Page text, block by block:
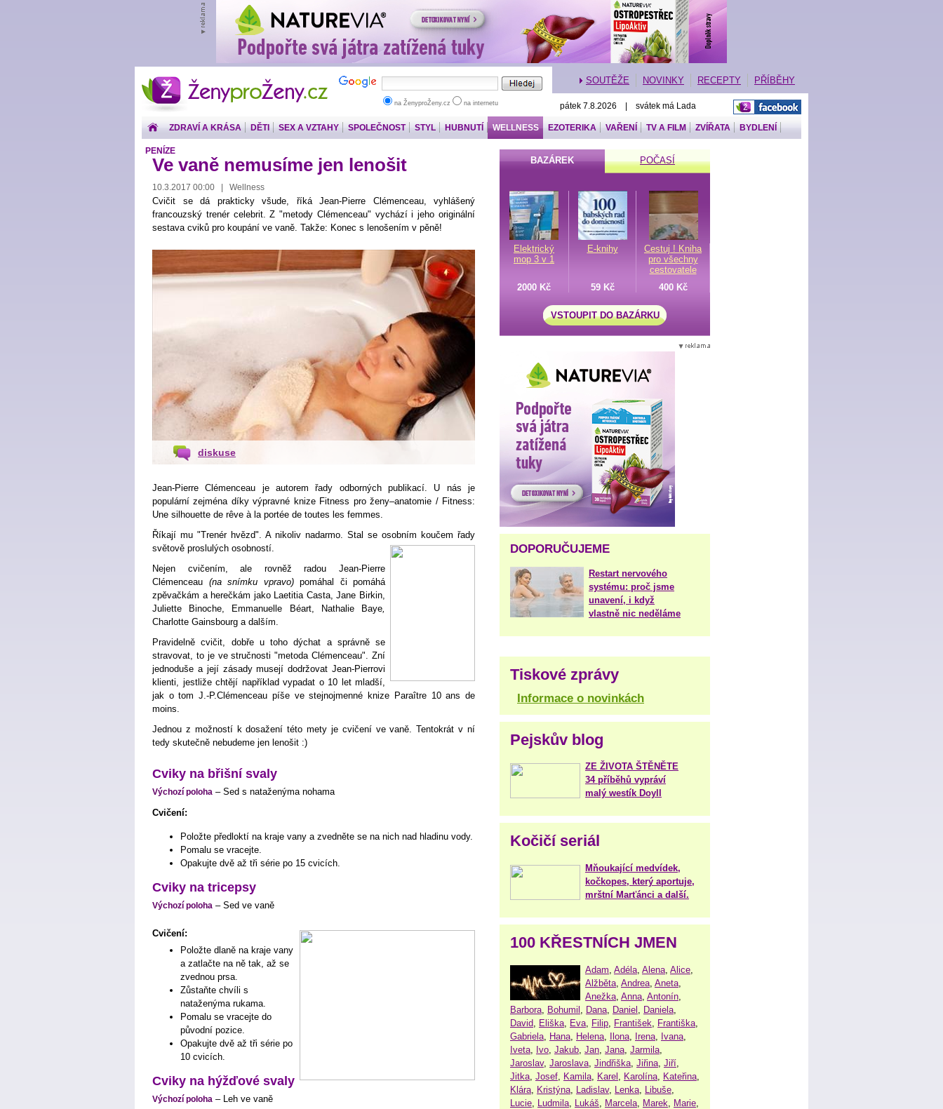
ŽenyproŽeny.cz
na ŽenyproŽeny.cz na internetu
SOUTĚŽE NOVINKY RECEPTY PŘÍBĚHY
pátek 7.8.2026 | svátek má Lada
ZDRAVÍ A KRÁSA DĚTI SEX A VZTAHY SPOLEČNOST STYL HUBNUTÍ WELLNESS EZOTERIKA VAŘENÍ TV A FILM ZVÍŘATA BYDLENÍ
PENÍZE
Ve vaně nemusíme jen lenošit
10.3.2017 00:00 | Wellness
Cvičit se dá prakticky všude, říká Jean-Pierre Clémenceau, vyhlášený
francouzský trenér celebrit. Z "metody Clémenceau" vychází i jeho originální
sestava cviků pro koupání ve vaně. Takže: Konec s lenošením v pěně!
diskuse
Jean-Pierre Clémenceau je autorem řady odborných publikací. U nás je
populární zejména díky výpravné knize Fitness pro ženy–anatomie / Fitness:
Une silhouette de rêve à la portée de toutes les femmes.
Říkají mu "Trenér hvězd". A nikoliv nadarmo. Stal se osobním koučem řady
světově proslulých osobností.
Nejen cvičením, ale rovněž radou Jean-Pierre
Clémenceau (na snímku vpravo)pomáhal či pomáhá
zpěvačkám a herečkám jako Laetitia Casta, Jane Birkin,
Juliette Binoche, Emmanuelle Béart, Nathalie Baye,
Charlotte Gainsbourg a dalším.
Pravidelně cvičit, dobře u toho dýchat a správně se
stravovat, to je ve stručnosti "metoda Clémenceau". Zní
jednoduše a její zásady musejí dodržovat Jean-Pierrovi
klienti, jestliže chtějí například vypadat o 10 let mladší,
jak o tom J.-P.Clémenceau píše ve stejnojmenné knize Paraître 10 ans de
moins.
Jednou z možností k dosažení této mety je cvičení ve vaně. Tentokrát v ní
tedy skutečně nebudeme jen lenošit :)
Cviky na břišní svaly
Výchozí poloha – Sed s nataženýma nohama
Cvičení:
Položte předloktí na kraje vany a zvedněte se na nich nad hladinu vody.
Pomalu se vracejte.
Opakujte dvě až tři série po 15 cvicích.
Cviky na tricepsy
Výchozí poloha – Sed ve vaně
Cvičení:
Položte dlaně na kraje vany
a zatlačte na ně tak, až se
zvednou prsa.
Zůstaňte chvíli s
nataženýma rukama.
Pomalu se vracejte do
původní pozice.
Opakujte dvě až tři série po
10 cvicích.
Cviky na hýžďové svaly
Výchozí poloha – Leh ve vaně
BAZÁREK POČASÍ
Elektrický
mop 3 v 1
E-knihy
Cestuj ! Kniha
pro všechny
cestovatele
2000 Kč
59 Kč 400 Kč
VSTOUPIT DO BAZÁRKU
DOPORUČUJEME
Restart nervového
systému: proč jsme
unavení, i když
vlastně nic neděláme
Tiskové zprávy
Informace o novinkách
Pejskův blog
ZE ŽIVOTA ŠTĚNĚTE
34 příběhů vypráví
malý westík Doyll
Kočičí seriál
Mňoukající medvídek,
kočkopes, který aportuje,
mrštní Marťánci a další.
100 KŘESTNÍCH JMEN
Adam Adéla Alena Alice
Alžběta Andrea Aneta
Anežka Anna Antonín
Barbora Bohumil Dana Daniel Daniela
David Eliška Eva Filip František Františka
Gabriela Hana Helena Ilona Irena Ivana
Iveta Ivo Jakub Jan Jana Jarmila
Jaroslav, Jaroslava Jindřiška Jiřina Jiří
Jitka Josef Kamila Karel Karolína Kateřina
Klára Kristýna Ladislav, Lenka Libuše
Lucie Ludmila Lukáš Marcela Marek Marie